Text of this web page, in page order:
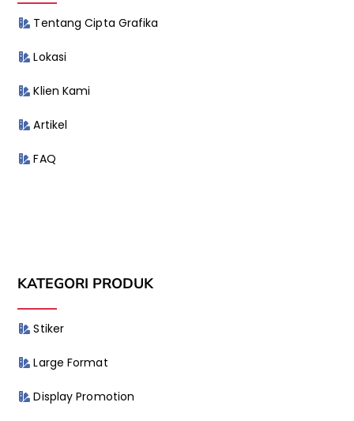
Tentang Cipta Grafika
Lokasi
Klien Kami
Artikel
FAQ
KATEGORI PRODUK
Stiker
Large Format
Display Promotion